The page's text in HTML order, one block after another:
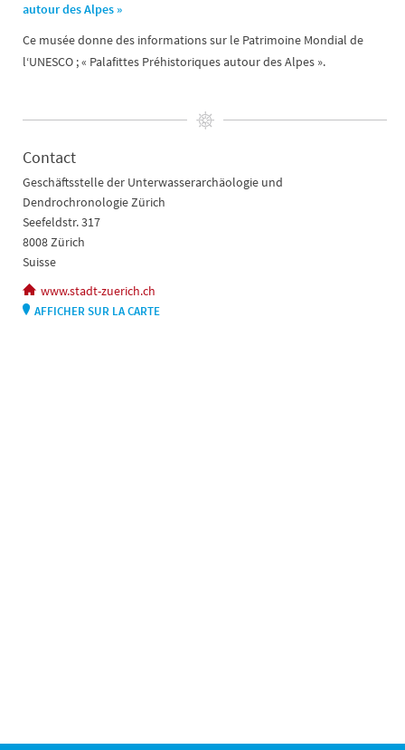
autour des Alpes »
Ce musée donne des informations sur le Patrimoine Mondial de
l‘UNESCO ; « Palafittes Préhistoriques autour des Alpes ».
Contact
Geschäftsstelle der Unterwasserarchäologie und
Dendrochronologie Zürich
Seefeldstr. 317
8008 Zürich
Suisse
www.stadt-zuerich.ch
AFFICHER SUR LA CARTE